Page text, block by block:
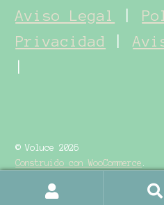
Aviso Legal
Privacidad
|
© Voluce 2026
Construido con WooCommerce